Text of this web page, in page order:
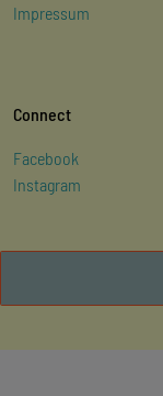
Impressum
Connect
Facebook
Instagram